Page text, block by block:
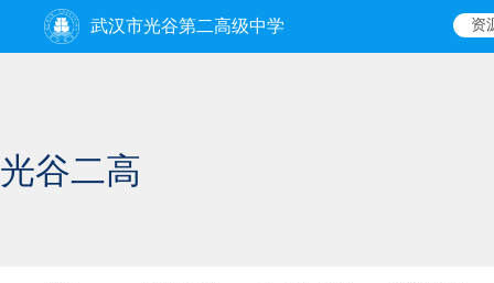
武汉市光谷第二高级中学 资
光谷二高